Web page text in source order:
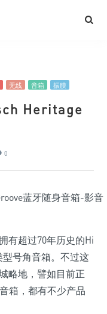
无线 音箱 振膜
Heritage
0
有超过70年历史的Hi
号角音箱。不过这
略地，譬如目前正
箱，都有不少产品